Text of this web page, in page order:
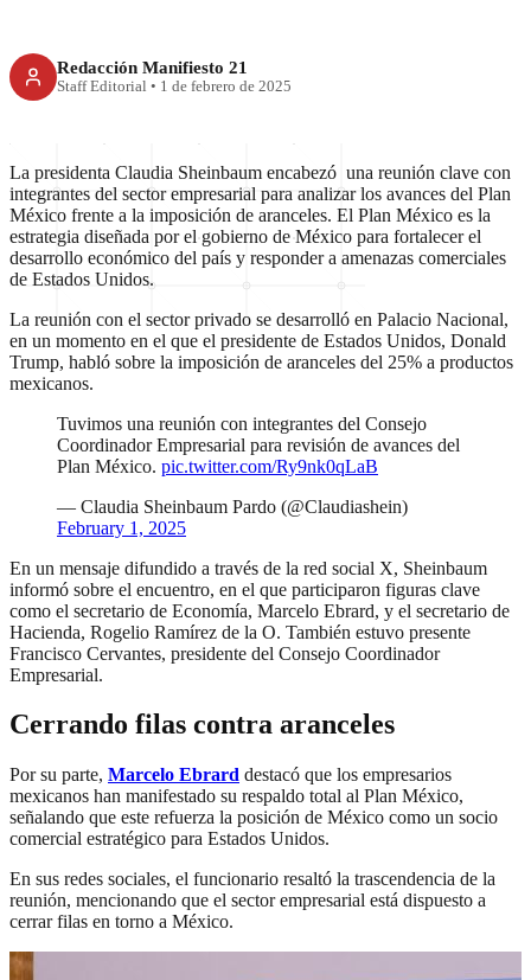
Redacción Manifiesto 21
Staff Editorial • 1 de febrero de 2025
La presidenta Claudia Sheinbaum encabezó una reunión clave con
integrantes del sector empresarial para analizar los avances del Plan
México frente a la imposición de aranceles. El Plan México es la
estrategia diseñada por el gobierno de México para fortalecer el
desarrollo económico del país y responder a amenazas comerciales
de Estados Unidos.
La reunión con el sector privado se desarrolló en Palacio Nacional,
en un momento en el que el presidente de Estados Unidos, Donald
Trump, habló sobre la imposición de aranceles del 25% a productos
mexicanos.
Tuvimos una reunión con integrantes del Consejo
Coordinador Empresarial para revisión de avances del
Plan México. pic.twitter.com/Ry9nk0qLaB
— Claudia Sheinbaum Pardo (@Claudiashein)
February 1, 2025
En un mensaje difundido a través de la red social X, Sheinbaum
informó sobre el encuentro, en el que participaron figuras clave
como el secretario de Economía, Marcelo Ebrard, y el secretario de
Hacienda, Rogelio Ramírez de la O. También estuvo presente
Francisco Cervantes, presidente del Consejo Coordinador
Empresarial.
Cerrando filas contra aranceles
Por su parte, Marcelo Ebrard destacó que los empresarios
mexicanos han manifestado su respaldo total al Plan México,
señalando que este refuerza la posición de México como un socio
comercial estratégico para Estados Unidos.
En sus redes sociales, el funcionario resaltó la trascendencia de la
reunión, mencionando que el sector empresarial está dispuesto a
cerrar filas en torno a México.